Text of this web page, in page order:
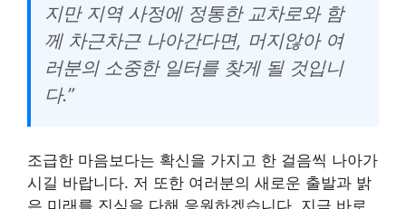
지만 지역 사정에 정통한 교차로와 함
께 차근차근 나아간다면, 머지않아 여
러분의 소중한 일터를 찾게 될 것입니
다.”
조급한 마음보다는 확신을 가지고 한 걸음씩 나아가
시길 바랍니다. 저 또한 여러분의 새로운 출발과 밝
은 미래를 진심을 다해 응원하겠습니다. 지금 바로